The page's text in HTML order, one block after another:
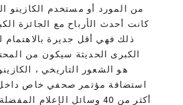
من المورد أو مستخدم الكازينو
كانت أحدث الأرباح مع الجائزة
ذلك فهي أقل جديرة بالاهتمام
الكبرى الحديثة سيكون من
هو الشعور التاريخي ،
استضافة مؤتمر صحفي خاص
أكثر من 40 وسائل الإعلام